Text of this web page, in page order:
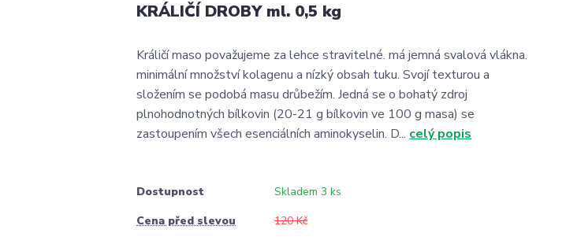
KRÁLIČÍ DROBY ml. 0,5 kg
Králičí maso považujeme za lehce stravitelné. má jemná svalová vlákna.
minimální množství kolagenu a nízký obsah tuku. Svojí texturou a
složením se podobá masu drůbežím. Jedná se o bohatý zdroj
plnohodnotných bílkovin (20-21 g bílkovin ve 100 g masa) se
zastoupením všech esenciálních aminokyselin. D... celý popis
Dostupnost
Skladem 3 ks
Cena před slevou
120 Kč